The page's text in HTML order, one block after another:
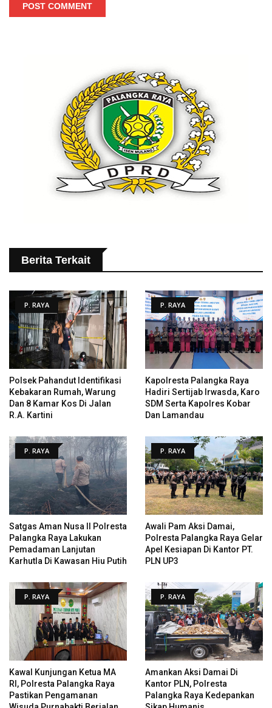
POST COMMENT
Berita Terkait
P. RAYA
Polsek Pahandut Identifikasi
Kebakaran Rumah, Warung
Dan 8 Kamar Kos Di Jalan
R.A. Kartini
P. RAYA
Kapolresta Palangka Raya
Hadiri Sertijab Irwasda, Karo
SDM Serta Kapolres Kobar
Dan Lamandau
P. RAYA
Satgas Aman Nusa II Polresta
Palangka Raya Lakukan
Pemadaman Lanjutan
Karhutla Di Kawasan Hiu Putih
P. RAYA
Awali Pam Aksi Damai,
Polresta Palangka Raya Gelar
Apel Kesiapan Di Kantor PT.
PLN UP3
P. RAYA
Kawal Kunjungan Ketua MA
RI, Polresta Palangka Raya
Pastikan Pengamanan
P. RAYA
Amankan Aksi Damai Di
Kantor PLN, Polresta
Palangka Raya Kedepankan